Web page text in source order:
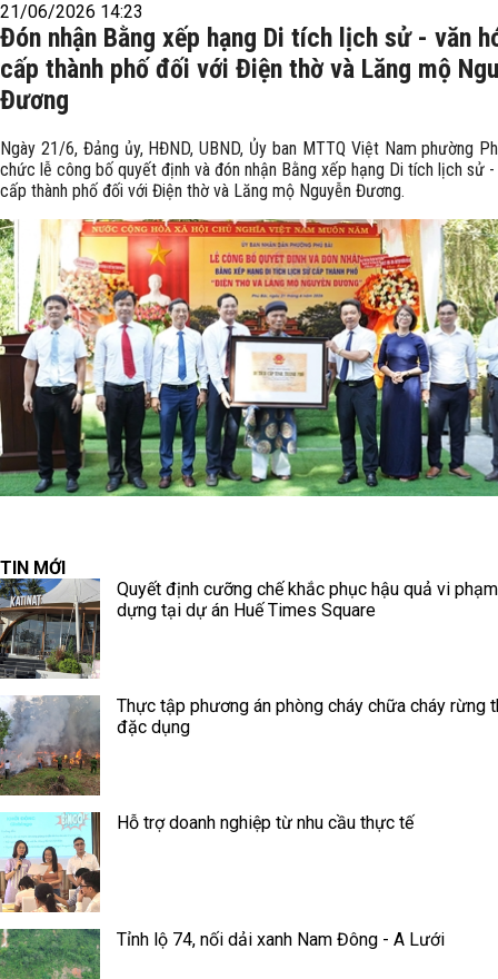
21/06/2026 14:23
Đón nhận Bằng xếp hạng Di tích lịch sử - văn
cấp thành phố đối với Điện thờ và Lăng mộ
Đương
Ngày 21/6, Đảng ủy, HĐND, UBND, Ủy ban MTTQ Việt Nam phường
chức lễ công bố quyết định và đón nhận Bằng xếp hạng Di tích lịch sử -
cấp thành phố đối với Điện thờ và Lăng mộ Nguyễn Đương.
TIN MỚI
Quyết định cưỡng chế khắc phục hậu quả vi
dựng tại dự án Huế Times Square
Thực tập phương án phòng cháy chữa cháy rừng
đặc dụng
Hỗ trợ doanh nghiệp từ nhu cầu thực tế
Tỉnh lộ 74, nối dải xanh Nam Đông - A Lưới